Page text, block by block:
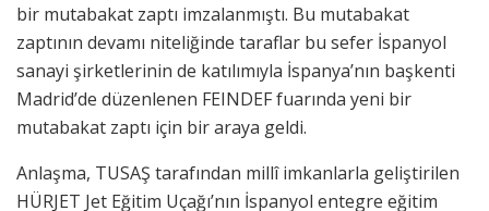
bir mutabakat zaptı imzalanmıştı. Bu mutabakat
zaptının devamı niteliğinde taraflar bu sefer İspanyol
sanayi şirketlerinin de katılımıyla İspanya’nın başkenti
Madrid’de düzenlenen FEINDEF fuarında yeni bir
mutabakat zaptı için bir araya geldi.
Anlaşma, TUSAŞ tarafından millî imkanlarla geliştirilen
HÜRJET Jet Eğitim Uçağı’nın İspanyol entegre eğitim